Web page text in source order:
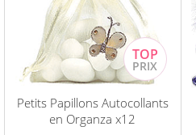
Petits Papillons Autocollants
en Organza x12